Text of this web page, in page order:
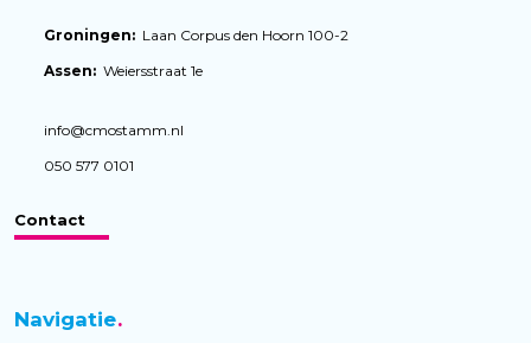
Groningen: Laan Corpus den Hoorn 100-2
Assen: Weiersstraat 1e
info@cmostamm.nl
050 577 0101
Contact
Navigatie